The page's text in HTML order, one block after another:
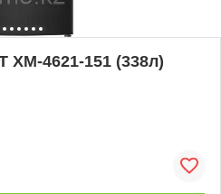
ХМ-4621-151 (338л)